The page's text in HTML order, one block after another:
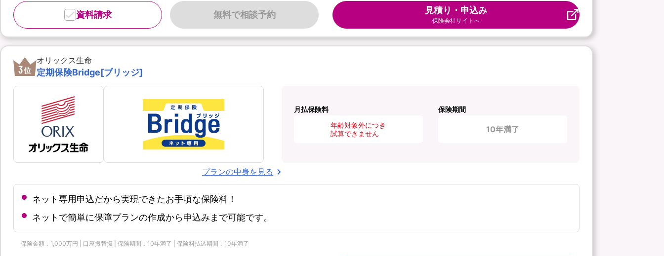
無料で相談予約
資料請求 見積り・申込み
保険会社サイトへ
3位
オリックス生命
定期保険Bridge[ブリッジ]
月払保険料
年齢対象外につき
試算できません
保険期間
10年満了
プランの中身を見る
ネット専用申込だから実現できたお手頃な保険料！
ネットで簡単に保障プランの作成から申込みまで可能です。
保険金額：1,000万円 | 口座振替扱 | 保険期間：10年満了 | 保険料払込期間：10年満了